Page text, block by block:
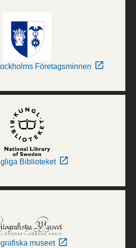
Företagsminnen
Biblioteket
museet